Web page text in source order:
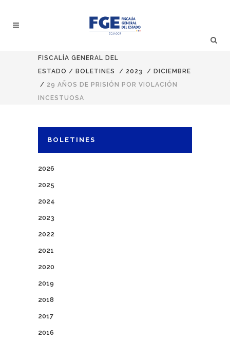
FISCALÍA GENERAL DEL
ESTADO / BOLETINES / 2023 / DICIEMBRE
/ 29 AÑOS DE PRISIÓN POR VIOLACIÓN
INCESTUOSA
BOLETINES
2026
2025
2024
2023
2022
2021
2020
2019
2018
2017
2016